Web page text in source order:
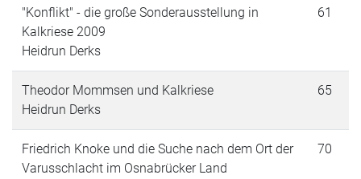
"Konflikt" - die große Sonderausstellung in
Kalkriese 2009
Heidrun Derks
61
Theodor Mommsen und Kalkriese
Heidrun Derks
65
Friedrich Knoke und die Suche nach dem Ort der
Varusschlacht im Osnabrücker Land
70